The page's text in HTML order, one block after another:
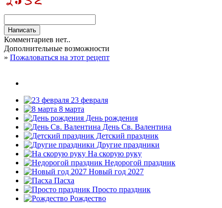
Комментариев нет..
Дополнительные возможности
» Пожаловаться на этот рецепт
23 февраля
8 марта
День рождения
День Св. Валентина
Детский праздник
Другие праздники
На скорую руку
Недорогой праздник
Новый год 2027
Пасха
Просто праздник
Рождество